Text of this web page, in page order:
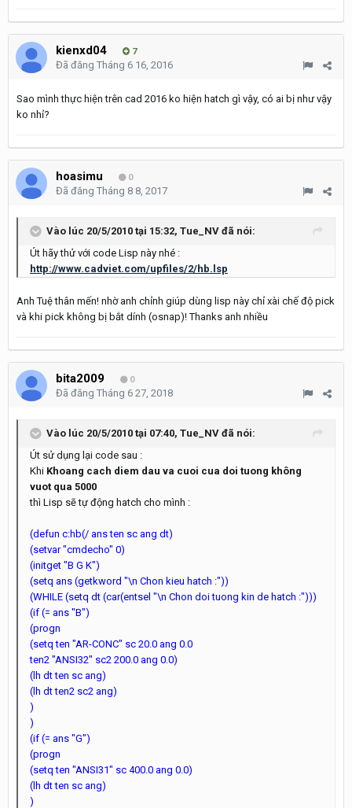
kienxd04 7
Đã đăng Tháng 6 16, 2016
Sao mình thực hiện trên cad 2016 ko hiện hatch gì vậy, có ai bị như vậy
ko nhỉ?
hoasimu 0
Đã đăng Tháng 8 8, 2017
Vào lúc 20/5/2010 tại 15:32, Tue_NV đã nói:
Út hãy thử với code Lisp này nhé :
http://www.cadviet.com/upfiles/2/hb.lsp
Anh Tuệ thân mến! nhờ anh chỉnh giúp dùng lisp này chỉ xài chế độ pick
và khi pick không bị bắt dính (osnap)! Thanks anh nhiều
bita2009 0
Đã đăng Tháng 6 27, 2018
Vào lúc 20/5/2010 tại 07:40, Tue_NV đã nói:
Út sử dụng lại code sau :
Khi Khoang cach diem dau va cuoi cua doi tuong không
vuot qua 5000
thì Lisp sẽ tự động hatch cho mình :
(defun c:hb(/ ans ten sc ang dt)
(setvar "cmdecho" 0)
(initget "B G K")
(setq ans (getkword "\n Chon kieu hatch :"))
(WHILE (setq dt (car(entsel "\n Chon doi tuong kin de hatch :")))
(if (= ans "B")
(progn
(setq ten "AR-CONC" sc 20.0 ang 0.0
ten2 "ANSI32" sc2 200.0 ang 0.0)
(lh dt ten sc ang)
(lh dt ten2 sc2 ang)
)
)
(if (= ans "G")
(progn
(setq ten "ANSI31" sc 400.0 ang 0.0)
(lh dt ten sc ang)
)